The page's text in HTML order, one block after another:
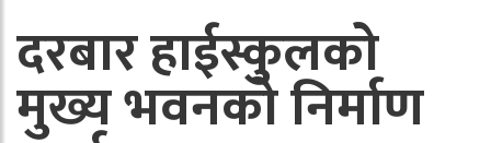
दरबार हाईस्कुलको
मुख्य भवनको निर्माण